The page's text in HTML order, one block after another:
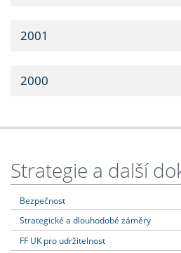
2001
2000
Strategie a další
Bezpečnost
Strategické a dlouhodobé záměry
FF UK pro udržitelnost